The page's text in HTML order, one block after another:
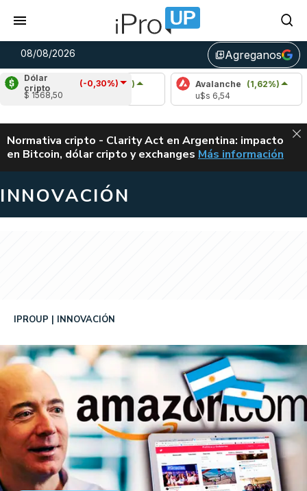
08/08/2026 library_addAgreganos
Dólar
cripto
(-0,30%)
$ 1568,50
Cardano
(0,91%)
u$s 0,20
Avalanche (1,62%)
ALERTA
Normativa cripto - Clarity Act en Argentina: impacto
en Bitcoin, dólar cripto y exchanges CLARITY ACT EN
Más información
INNOVACIÓN
IPROUP INNOVACIÓN